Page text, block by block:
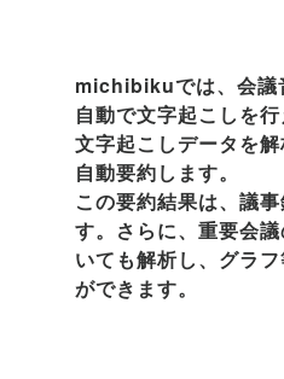
michibikuでは、会議
自動で文字起こしを
文字起こしデータを
自動要約します。
この要約結果は、議
す。さらに、重要会
いても解析し、グラ
ができます。